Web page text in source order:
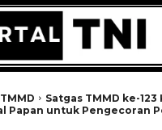
TMMD
Satgas TMMD ke-123
Papan untuk Pengecoran